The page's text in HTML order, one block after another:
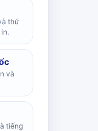
thứ
và
tiếng